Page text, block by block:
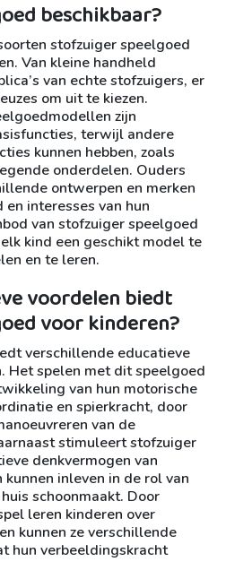
beschikbaar?
stofzuiger speelgoed
Van kleine handheld
van echte stofzuigers, er
om uit te kiezen.
zijn
terwijl andere
kunnen hebben, zoals
onderdelen. Ouders
ontwerpen en merken
interesses van hun
van stofzuiger speelgoed
kind een geschikt model te
en te leren.
voordelen biedt
voor kinderen?
verschillende educatieve
Het spelen met dit speelgoed
van hun motorische
en spierkracht, door
van de
stimuleert stofzuiger
denkvermogen van
inleven in de rol van
schoonmaakt. Door
leren kinderen over
kunnen ze verschillende
hun verbeeldingskracht